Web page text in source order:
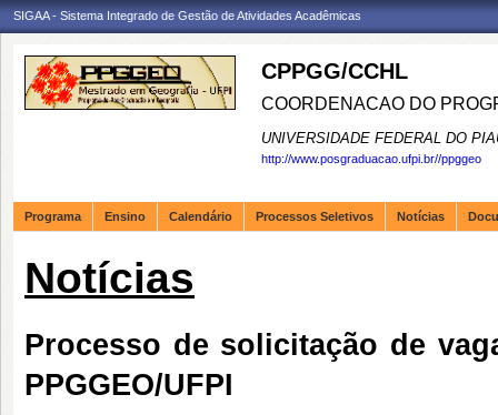
SIGAA - Sistema Integrado de Gestão de Atividades Acadêmicas
CPPGG/CCHL
COORDENACAO DO
UNIVERSIDADE FEDERAL DO
http://www.posgraduacao.ufpi.br//ppggeo
Programa Ensino Calendário Processos Seletivos Notícias
Notícias
Processo de solicitação de
PPGGEO/UFPI